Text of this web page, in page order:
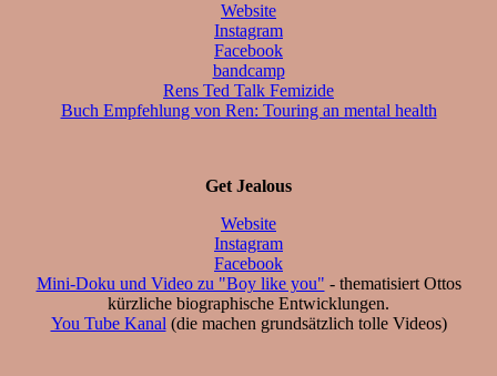
Website
Instagram
Facebook
bandcamp
Rens Ted Talk Femizide
Buch Empfehlung von Ren: Touring an mental health
Get Jealous
Website
Instagram
Facebook
Mini-Doku und Video zu "Boy like you" - thematisiert Ottos
kürzliche biographische Entwicklungen.
You Tube Kanal (die machen grundsätzlich tolle Videos)